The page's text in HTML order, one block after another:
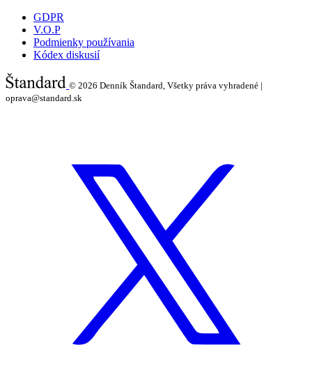
GDPR
V.O.P
Podmienky používania
Kódex diskusií
© 2026 Denník Štandard, Všetky práva vyhradené |
oprava@standard.sk